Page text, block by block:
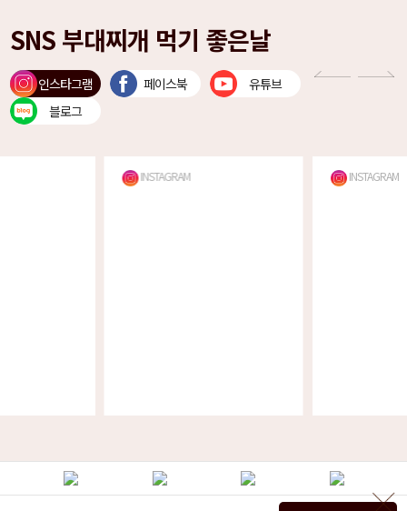
SNS 부대찌개 먹기 좋은날
인스타그램 페이스북
유튜브
블로그
INSTAGRAM INSTAGRAM